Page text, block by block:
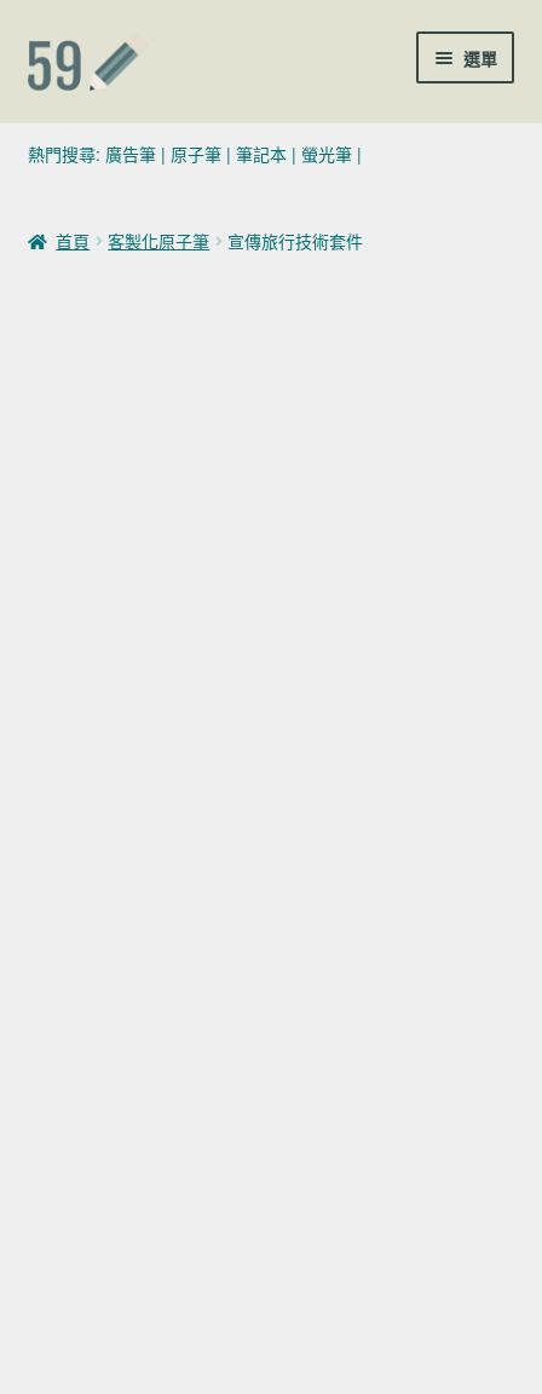
跳至導覽列
跳至主要內容 選單
(02)7729-4140
聯絡我們
熱門搜尋: 廣告筆| 原子筆| 筆記本| 螢光筆|
首頁 客製化原子筆 宣傳旅行技術套件